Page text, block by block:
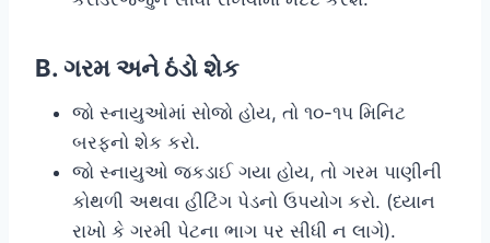
B. ગરમ અને ઠંડો શેક
જો સ્નાયુઓમાં સોજો હોય, તો ૧૦-૧૫ મિનિટ
બરફનો શેક કરો.
જો સ્નાયુઓ જકડાઈ ગયા હોય, તો ગરમ પાણીની
કોથળી અથવા હીટિંગ પેડનો ઉપયોગ કરો. (ધ્યાન
રાખો કે ગરમી પેટના ભાગ પર સીધી ન લાગે).